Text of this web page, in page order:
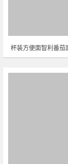
杯装方便面智利番茄